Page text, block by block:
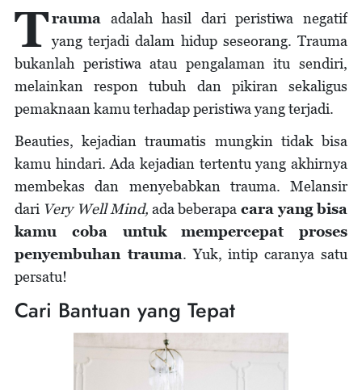
Trauma adalah hasil dari peristiwa negatif
yang terjadi dalam hidup seseorang. Trauma
bukanlah peristiwa atau pengalaman itu sendiri,
melainkan respon tubuh dan pikiran sekaligus
pemaknaan kamu terhadap peristiwa yang terjadi.
Beauties, kejadian traumatis mungkin tidak bisa
kamu hindari. Ada kejadian tertentu yang akhirnya
membekas dan menyebabkan trauma. Melansir
dari Very Well Mind, ada beberapa cara yang bisa
kamu coba untuk mempercepat proses
penyembuhan trauma. Yuk, intip caranya satu
persatu!
Cari Bantuan yang Tepat